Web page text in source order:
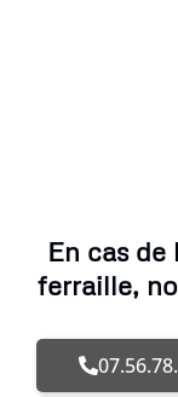
En cas
ferraille,